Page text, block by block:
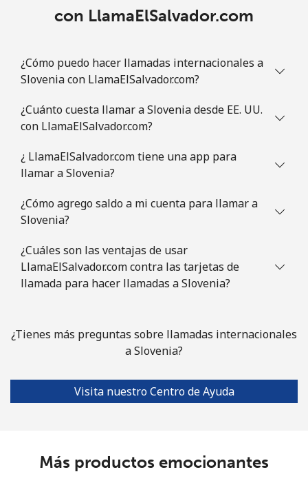
con LlamaElSalvador.com
¿Cómo puedo hacer llamadas internacionales a
Slovenia con LlamaElSalvador.com?
¿Cuánto cuesta llamar a Slovenia desde EE. UU.
con LlamaElSalvador.com?
¿ LlamaElSalvador.com tiene una app para
llamar a Slovenia?
¿Cómo agrego saldo a mi cuenta para llamar a
Slovenia?
¿Cuáles son las ventajas de usar
LlamaElSalvador.com contra las tarjetas de
llamada para hacer llamadas a Slovenia?
¿Tienes más preguntas sobre llamadas internacionales
a Slovenia?
Visita nuestro Centro de Ayuda
Más productos emocionantes